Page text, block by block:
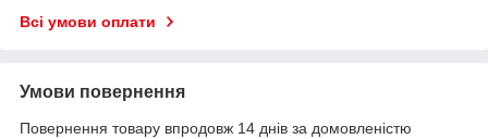
Всі умови оплати
Умови повернення
Повернення товару впродовж 14 днів за домовленістю